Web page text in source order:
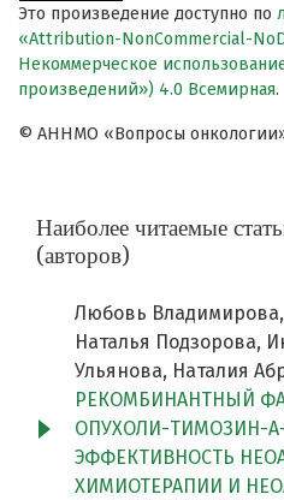
Это произведение доступно по
«Attribution-NonCommercial-
Некоммерческое
произведений») 4.0 Всемирная.
© АННМО «Вопросы
Наиболее читаемые
(авторов)
Любовь
Наталья Подзорова,
Ульянова, Наталия
РЕКОМБИНАНТНЫЙ
ОПУХОЛИ-ТИМОЗИН-
ЭФФЕКТИВНОСТЬ
ХИМИОТЕРАПИИ И